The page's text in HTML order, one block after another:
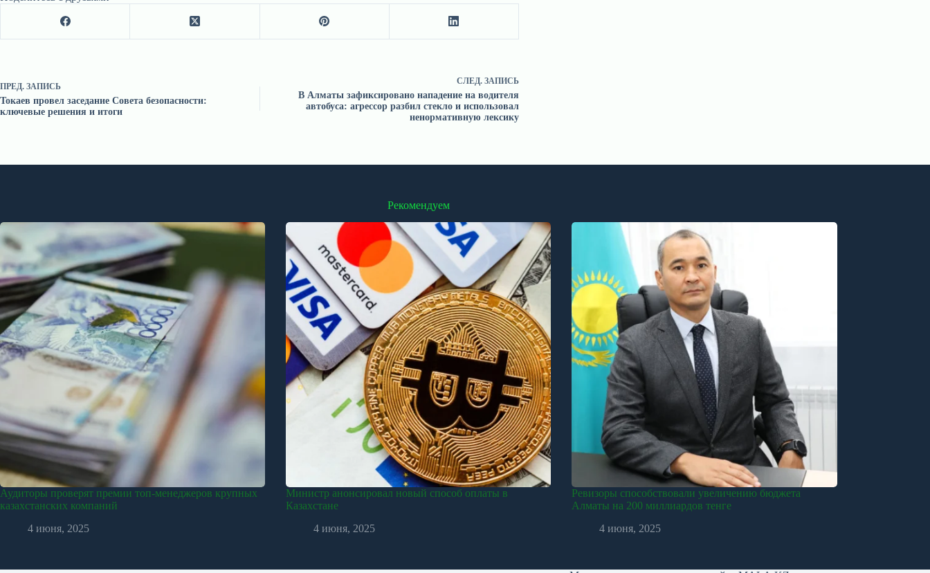
ПРЕД. ЗАПИСЬ
Токаев провел заседание Совета безопасности:
ключевые решения и итоги
СЛЕД. ЗАПИСЬ
В Алматы зафиксировано нападение на водителя
автобуса: агрессор разбил стекло и использовал
ненормативную лексику
Рекомендуем
Аудиторы проверят премии топ-менеджеров крупных
казахстанских компаний
4 июня, 2025
Министр анонсировал новый способ оплаты в
Казахстане
4 июня, 2025
Ревизоры способствовали увеличению бюджета
Алматы на 200 миллиардов тенге
4 июня, 2025